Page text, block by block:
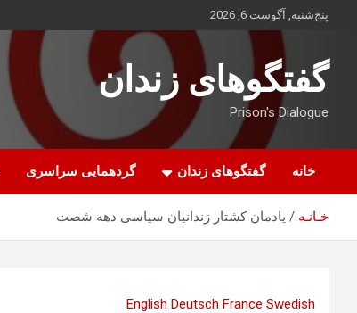
محتوا
پنج‌شنبه, آگوست 6, 2026
گفتگوهای زندان
Prison's Dialogue
خانه گفتگوهای زندان گردهمایی سراسری
خـانـه یادمان کشتار زندانیان سیاسی دهه شصت
English Deutsch France Swedish